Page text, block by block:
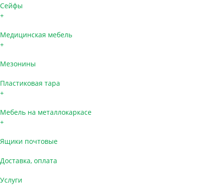
Сейфы
+
Медицинская мебель
+
Мезонины
Пластиковая тара
+
Мебель на металлокаркасе
+
Ящики почтовые
Доставка, оплата
Услуги